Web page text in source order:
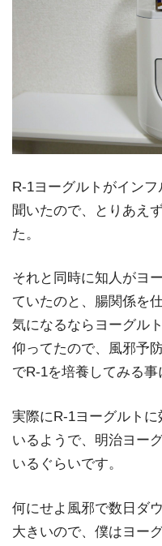
R-1ヨーグルトがイン
聞いたので、とりあえ
た。
それと同時に知人がヨ
ていたのと、腸関係を
気になるならヨーグル
仰ってたので、風邪予
でR-1を培養してみる事
実際にR-1ヨーグルト
いるようで、明治ヨー
いるぐらいです。
何にせよ風邪で数日ダ
大きいので、僕はヨー